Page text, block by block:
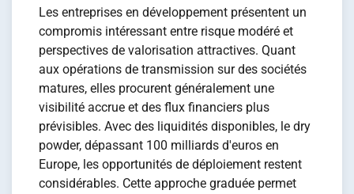
Les entreprises en développement présentent un
compromis intéressant entre risque modéré et
perspectives de valorisation attractives. Quant
aux opérations de transmission sur des sociétés
matures, elles procurent généralement une
visibilité accrue et des flux financiers plus
prévisibles. Avec des liquidités disponibles, le dry
powder, dépassant 100 milliards d'euros en
Europe, les opportunités de déploiement restent
considérables. Cette approche graduée permet